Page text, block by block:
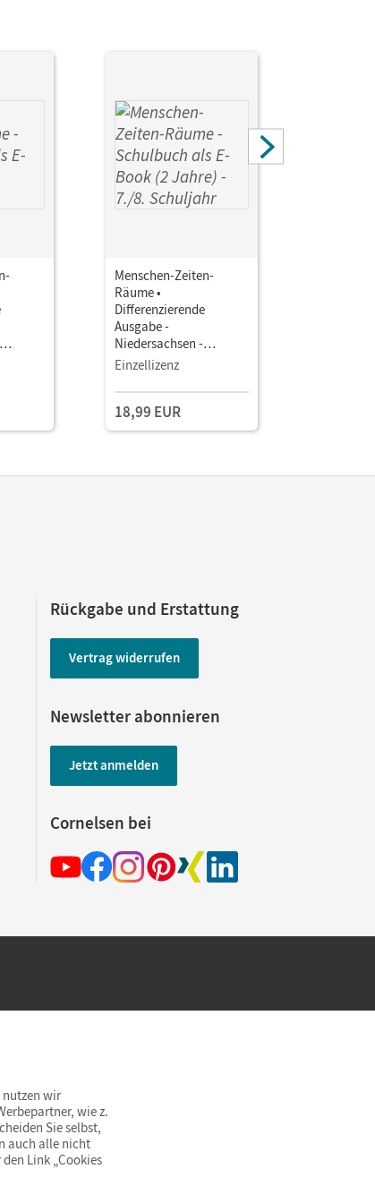
7./8.
Menschen-Zeiten-
Räume •
Differenzierende
Ausgabe -
Niedersachsen -
Ausgabe ab 2025 · 7./8.
als E-Book (2 Jahre) Mit
Medien
Einzellizenz
18,99 EUR
Rückgabe und Erstattung
Vertrag widerrufen
Newsletter abonnieren
Jetzt anmelden
Cornelsen bei
innerhalb Deutschlands
nutzen wir
wie z.
Sie selbst,
auch alle nicht
Link „Cookies